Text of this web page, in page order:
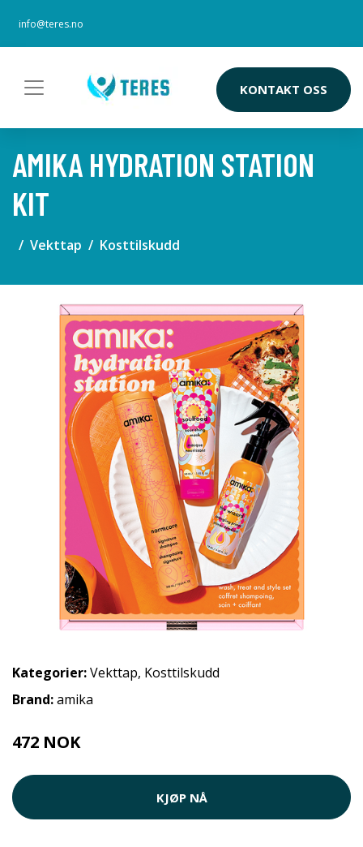
info@teres.no
KONTAKT OSS
AMIKA HYDRATION STATION
KIT
Vekttap Kosttilskudd
Kategorier:Vekttap, Kosttilskudd
Brand:amika
472 NOK
KJØP NÅ